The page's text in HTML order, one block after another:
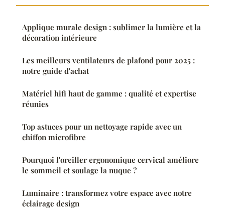
Applique murale design : sublimer la lumière et la
décoration intérieure
Les meilleurs ventilateurs de plafond pour 2025 :
notre guide d'achat
Matériel hifi haut de gamme : qualité et expertise
réunies
Top astuces pour un nettoyage rapide avec un
chiffon microfibre
Pourquoi l'oreiller ergonomique cervical améliore
le sommeil et soulage la nuque ?
Luminaire : transformez votre espace avec notre
éclairage design